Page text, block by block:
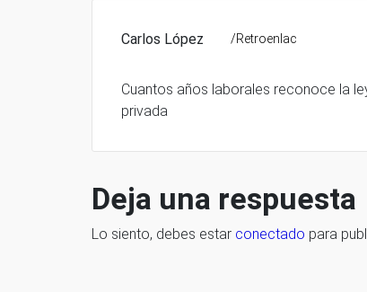
Carlos López /Retroenlac
Cuantos años laborales reconoce la
privada
Deja una respuesta
Lo siento, debes estar conectado para